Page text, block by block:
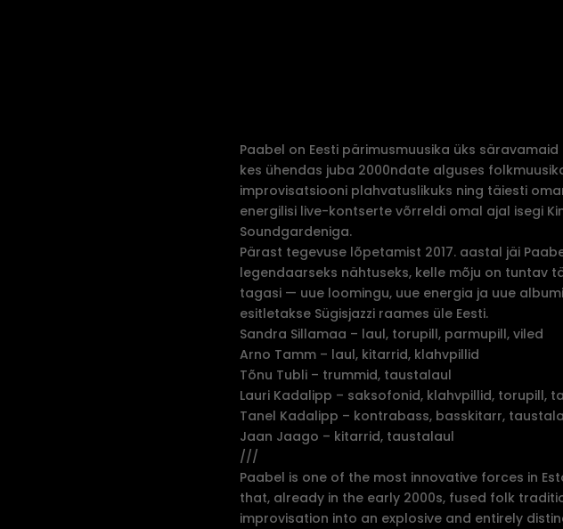
Paabel on Eesti pärimusmuusika üks
kes ühendas juba 2000ndate alguses
improvisatsiooni plahvatuslikuks ning täiesti
energilisi live-kontserte võrreldi omal ajal isegi
Soundgardeniga.
Pärast tegevuse lõpetamist 2017. aastal jäi
legendaarseks nähtuseks, kelle mõju on tuntav
tagasi — uue loomingu, uue energia ja uue
esitletakse Sügisjazzi raames üle Eesti.
Sandra Sillamaa – laul, torupill, parmupill, viled
Arno Tamm – laul, kitarrid, klahvpillid
Tõnu Tubli – trummid, taustalaul
Lauri Kadalipp – saksofonid, klahvpillid, torupill,
Tanel Kadalipp – kontrabass, basskitarr,
Jaan Jaago – kitarrid, taustalaul
///
Paabel is one of the most innovative forces in
that, already in the early 2000s, fused folk
improvisation into an explosive and entirely